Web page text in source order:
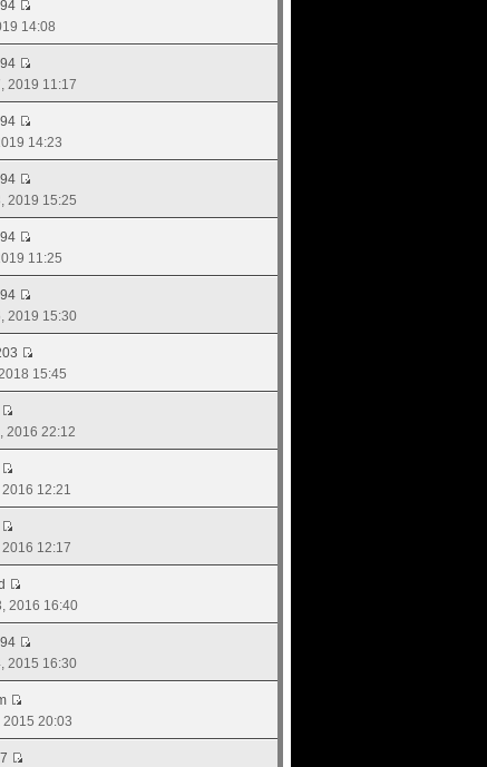
14:08
2019 11:17
14:23
2019 15:25
11:25
2019 15:30
15:45
2016 22:12
12:21
12:17
2016 16:40
2015 16:30
20:03